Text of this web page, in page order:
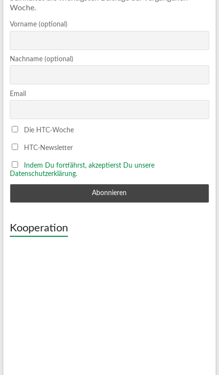
Woche.
Vorname (optional)
Nachname (optional)
Email
Die HTC-Woche
HTC-Newsletter
Indem Du fortfährst, akzeptierst Du unsere
Datenschutzerklärung.
Kooperation